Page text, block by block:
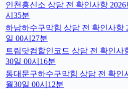
인천흥신소 상담 전 확인사항 2026
시35분
하남하수구막힘 상담 전 확인사항
일 00시27분
트립닷컴할인코드 상담 전 확인사
30일 00시16분
동대문구하수구막힘 상담 전 확인
월30일 00시12분